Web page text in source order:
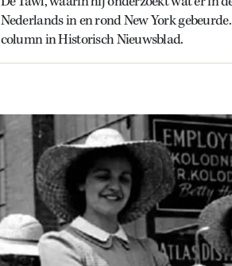
Nederlands in en rond New York
column in Historisch Nieuwsblad.